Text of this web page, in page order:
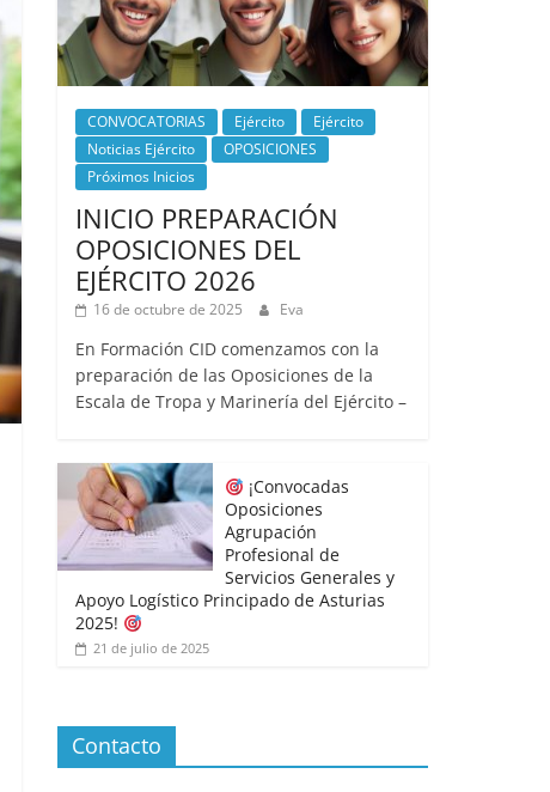
CONVOCATORIAS Ejército
Ejército
Noticias Ejército
OPOSICIONES
Próximos Inicios
INICIO PREPARACIÓN
OPOSICIONES DEL
EJÉRCITO 2026
16 de octubre de 2025 Eva
En Formación CID comenzamos con la
preparación de las Oposiciones de la
Escala de Tropa y Marinería del Ejército –
¡Convocadas
Oposiciones
Agrupación
Profesional de
Servicios Generales y
Apoyo Logístico Principado de Asturias
2025!
21 de julio de 2025
Contacto